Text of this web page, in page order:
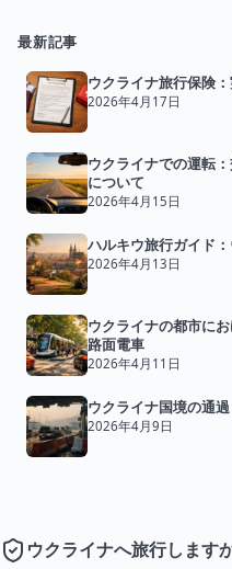
最新記事
ウクライナ旅行保険
2026年4月17日
ウクライナでの運転
について
2026年4月15日
ハルキウ旅行ガイド
2026年4月13日
ウクライナの都市に
路面電車
2026年4月11日
ウクライナ国境の通
2026年4月9日
ウクライナへ旅行します